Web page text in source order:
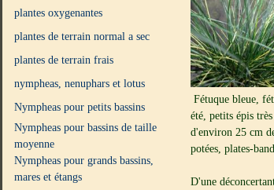
plantes oxygenantes
plantes de terrain normal a sec
plantes de terrain frais
nympheas, nenuphars et lotus
Nympheas pour petits bassins
Nympheas pour bassins de taille
moyenne
Nympheas pour grands bassins,
mares et étangs
Fétuque bleue,
été, petits épis
d'environ 25 cm
potées, plates-
D'une